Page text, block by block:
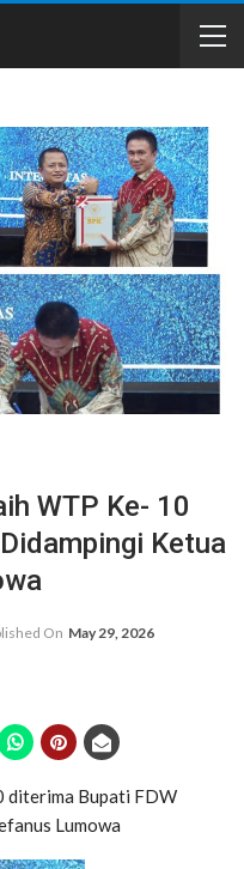
WTP Ke- 10
Ketua
On May 29, 2026
diterima Bupati FDW
Lumowa